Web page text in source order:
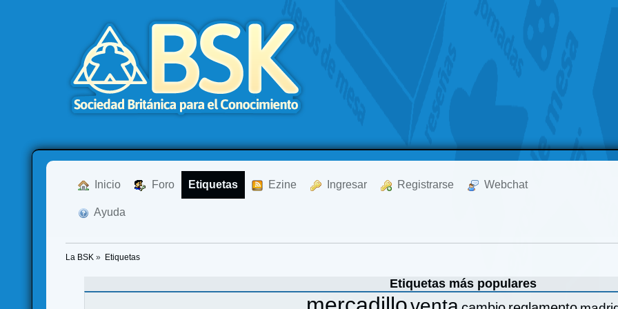
Inicio Foro Etiquetas Ezine Ingresar Registrarse Webchat
Ayuda
La BSK » Etiquetas
Etiquetas más populares